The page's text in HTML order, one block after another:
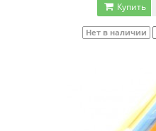
Купить
Нет в наличии